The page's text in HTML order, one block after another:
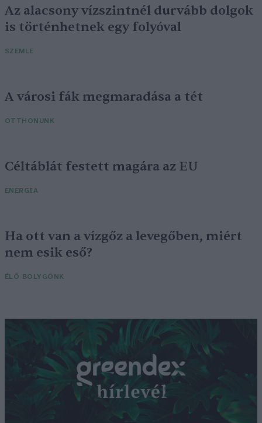
Az alacsony vízszintnél durvább dolgok
is történhetnek egy folyóval
SZEMLE
A városi fák megmaradása a tét
OTTHONUNK
Céltáblát festett magára az EU
ENERGIA
Ha ott van a vízgőz a levegőben, miért
nem esik eső?
ÉLŐ BOLYGÓNK